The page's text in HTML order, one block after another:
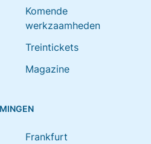
Komende
werkzaamheden
Treintickets
Magazine
Frankfurt